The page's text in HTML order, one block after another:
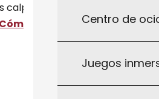
Centro de
Juegos
calpres, 46300 Gourdon
Cómo llegar